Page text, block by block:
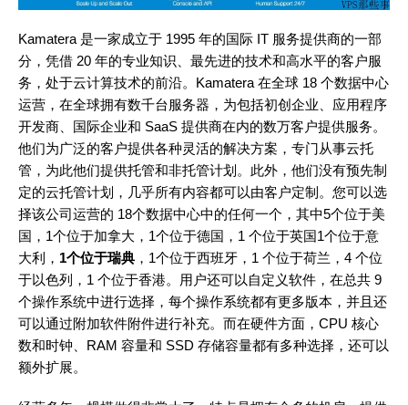
Kamatera 是一家成立于 1995 年的国际 IT 服务提供商的一部
分，凭借 20 年的专业知识、最先进的技术和高水平的客户服
务，处于云计算技术的前沿。Kamatera 在全球 18 个数据中心
运营，在全球拥有数千台服务器，为包括初创企业、应用程序
开发商、国际企业和 SaaS 提供商在内的数万客户提供服务。
他们为广泛的客户提供各种灵活的解决方案，专门从事云托
管，为此他们提供托管和非托管计划。此外，他们没有预先制
定的云托管计划，几乎所有内容都可以由客户定制。您可以选
择该公司运营的 18个数据中心中的任何一个，其中5个位于美
国，1个位于加拿大，1个位于德国，1 个位于英国1个位于意
大利， 1个位于瑞典 ，1个位于西班牙，1 个位于荷兰，4 个位
于以色列，1 个位于香港。用户还可以自定义软件，在总共 9
个操作系统中进行选择，每个操作系统都有更多版本，并且还
可以通过附加软件附件进行补充。而在硬件方面，CPU 核心
数和时钟、RAM 容量和 SSD 存储容量都有多种选择，还可以
额外扩展。